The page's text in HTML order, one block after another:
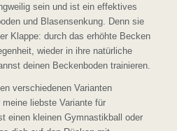
sein und ist ein effektives
und Blasensenkung. Denn sie
Klappe: durch das erhöhte Becken
wieder in ihre natürliche
deinen Beckenboden trainieren.
verschiedenen Varianten
liebste Variante für
einen kleinen Gymnastikball oder